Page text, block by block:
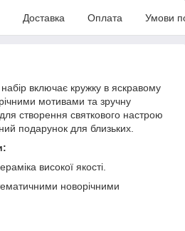
Доставка Оплата Умови
включає кружку в яскравому
мотивами та зручну
створення святкового настрою
подарунок для близьких.
високої якості.
новорічними